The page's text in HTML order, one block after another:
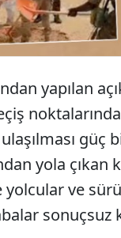
yapılan
yola
yolcular ve
sonuçsuz